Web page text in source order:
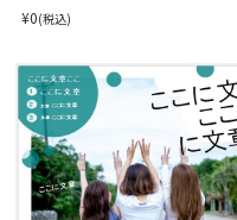
¥0(税込)